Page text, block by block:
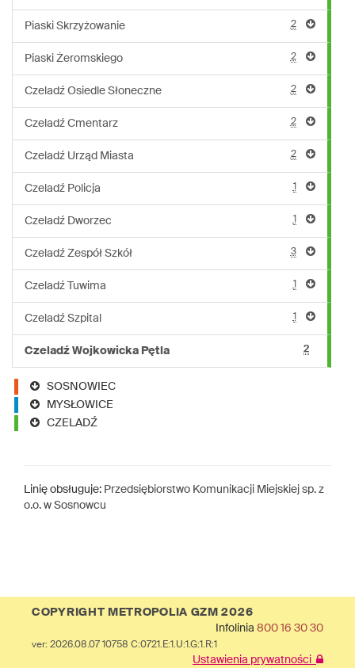
Piaski Skrzyżowanie 2
Piaski Żeromskiego 2
Czeladź Osiedle Słoneczne 2
Czeladź Cmentarz 2
Czeladź Urząd Miasta 2
Czeladź Policja 1
Czeladź Dworzec 1
Czeladź Zespół Szkół 3
Czeladź Tuwima 1
Czeladź Szpital 1
Czeladź Wojkowicka Pętla 2
SOSNOWIEC
MYSŁOWICE
CZELADŹ
Linię obsługuje: Przedsiębiorstwo Komunikacji Miejskiej sp. z
o.o. w Sosnowcu
COPYRIGHT METROPOLIA GZM 2026
Infolinia 800 16 30 30
ver: 2026.08.07 10758 C:0721.E:1.U:1.G:1.R:1
Ustawienia prywatności